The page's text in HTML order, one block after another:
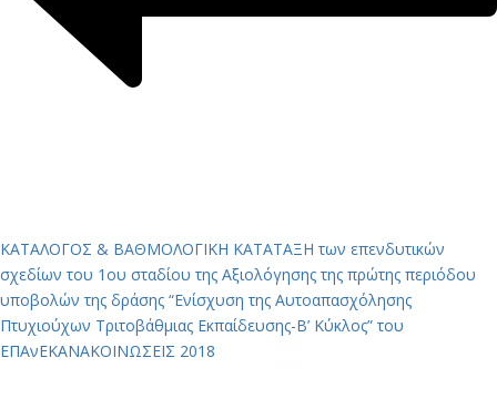
ΚΑΤΑΛΟΓΟΣ & ΒΑΘΜΟΛΟΓΙΚΗ ΚΑΤΑΤΑΞΗ των επενδυτικών
σχεδίων του 1ου σταδίου της Αξιολόγησης της πρώτης περιόδου
υποβολών της δράσης “Ενίσχυση της Αυτοαπασχόλησης
Πτυχιούχων Τριτοβάθμιας Εκπαίδευσης-Β’ Κύκλος” του
ΕΠΑνΕΚΑΝΑΚΟΙΝΩΣΕΙΣ 2018